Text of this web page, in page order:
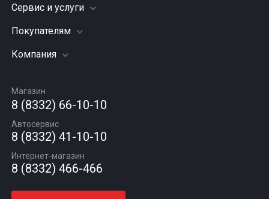
Шины
Грузовые шины
Диски
Автомасла
Сервис и услуги
Заправка кондиционера
Подвеска (ходовая часть)
Шиномонтаж
Покупателям
Акции
Гарантии и возврат
Компания
Вакансии
Новости
Статьи
Контакты
Магазин
8 (8332) 66-10-10
Автосервис
8 (8332) 41-10-10
Интернет-магазин
8 (8332) 466-466